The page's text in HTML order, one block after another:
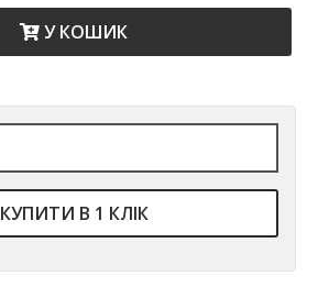
У КОШИК
КУПИТИ В 1 КЛІК